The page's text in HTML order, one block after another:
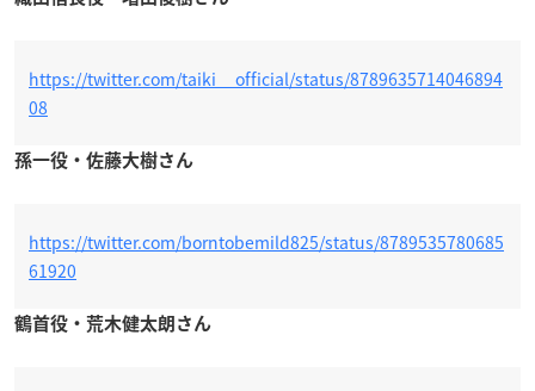
https://twitter.com/taiki__official/status/8789635714046894
08
孫一役・佐藤大樹さん
https://twitter.com/borntobemild825/status/8789535780685
61920
鶴首役・荒木健太朗さん